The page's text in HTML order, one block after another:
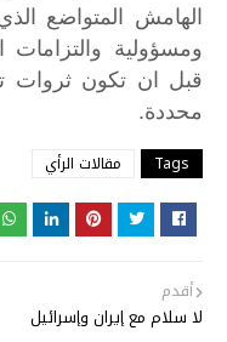
الهامش
المتواضع
ومسؤولية والتزامات
قبل
ان تكون ثروات
محددة.
Tags مقالات الرأي
أقدم
لا سلام مع إيران وإسرائيل